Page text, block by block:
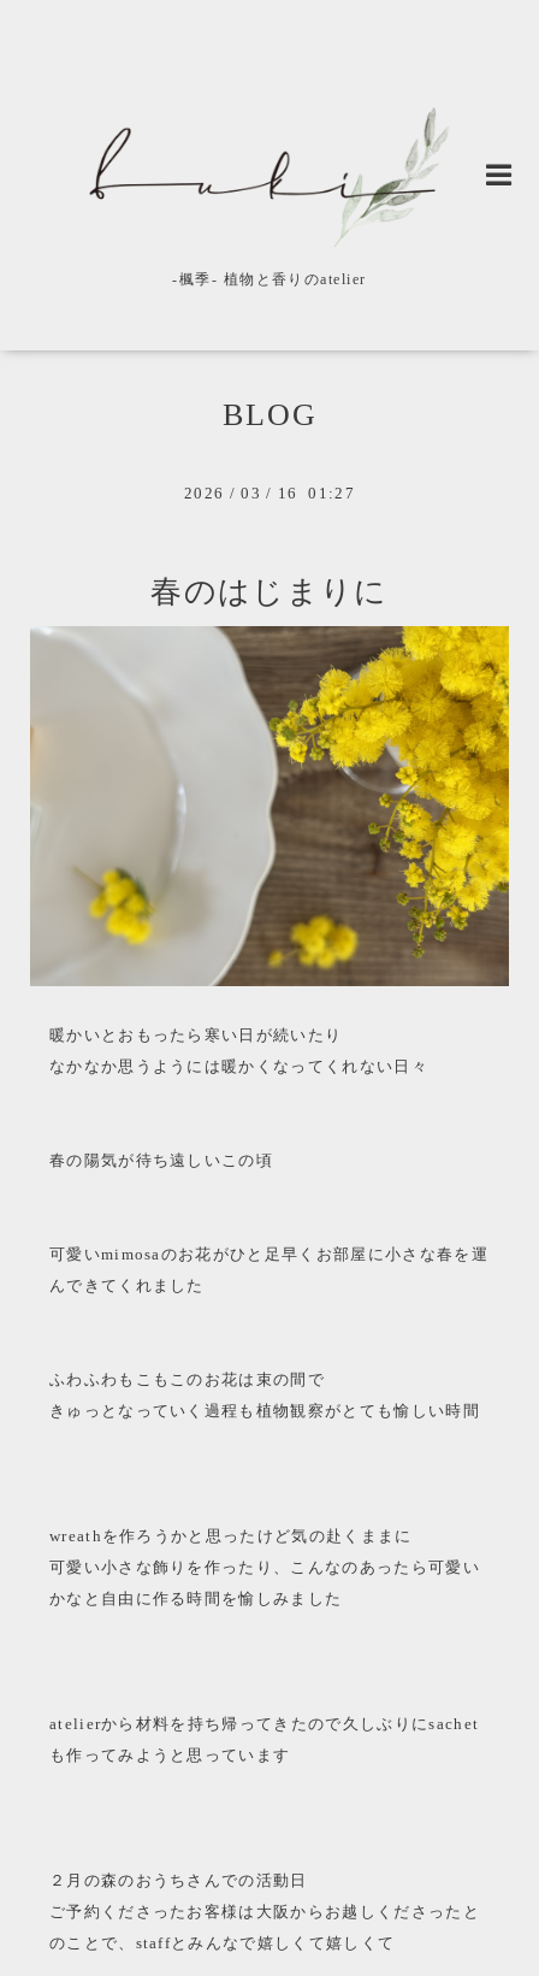
-楓季- 植物と香りのatelier
BLOG
2026 /03 / 16 01:27
春のはじまりに
暖かいとおもったら寒い日が続いたり
なかなか思うようには暖かくなってくれない日々
春の陽気が待ち遠しいこの頃
可愛いmimosaのお花がひと足早くお部屋に小さな春を運
んできてくれました
ふわふわもこもこのお花は束の間で
きゅっとなっていく過程も植物観察がとても愉しい時間
wreathを作ろうかと思ったけど気の赴くままに
可愛い小さな飾りを作ったり、こんなのあったら可愛い
かなと自由に作る時間を愉しみました
atelierから材料を持ち帰ってきたので久しぶりにsachet
も作ってみようと思っています
２月の森のおうちさんでの活動日
ご予約くださったお客様は大阪からお越しくださったと
のことで、staffとみんなで嬉しくて嬉しくて